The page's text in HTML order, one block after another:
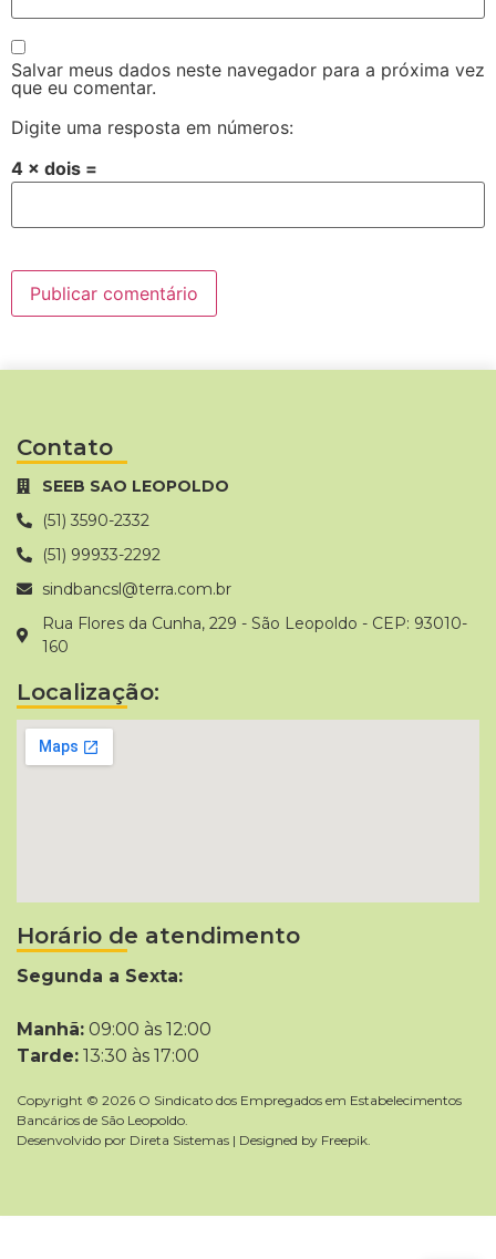
Salvar meus dados neste navegador para a próxima vez
que eu comentar.
Digite uma resposta em números:
4 × dois =
Contato
SEEB SAO LEOPOLDO
(51) 3590-2332
(51) 99933-2292
sindbancsl@terra.com.br
Rua Flores da Cunha, 229 - São Leopoldo - CEP: 93010-
160
Localização:
Horário de atendimento
Segunda a Sexta:
Manhã: 09:00 às 12:00
Tarde: 13:30 às 17:00
Copyright © 2026 O Sindicato dos Empregados em Estabelecimentos
Bancários de São Leopoldo.
Desenvolvido por Direta Sistemas | Designed by Freepik